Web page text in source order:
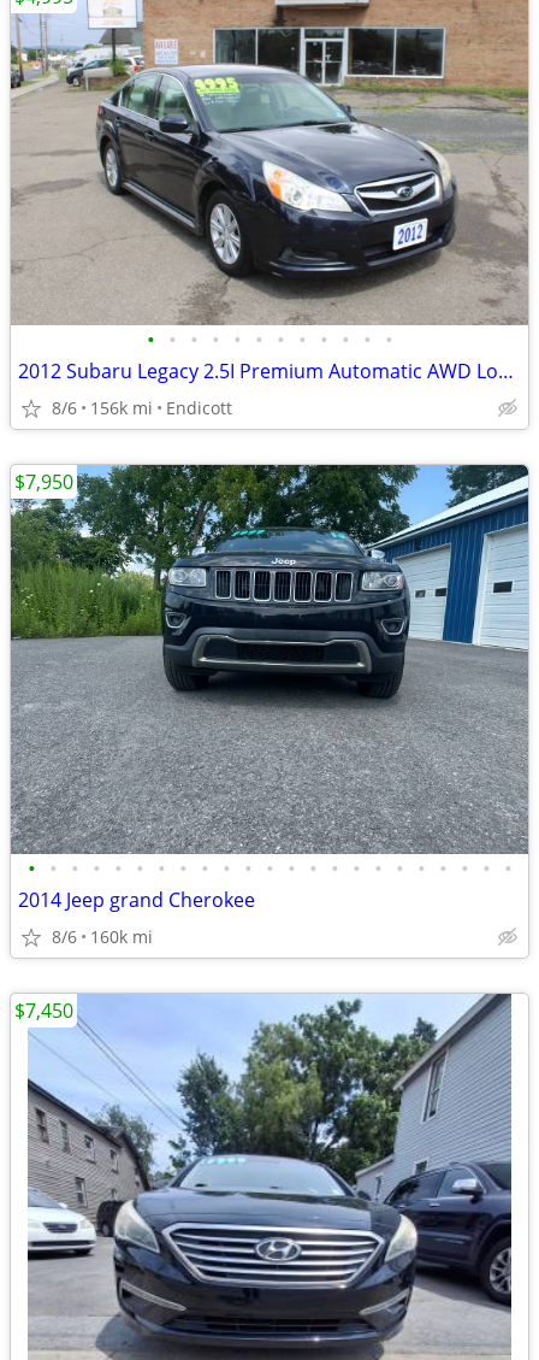
• • • • • • • • • • • •
2012 Subaru Legacy 2.5I Premium Automatic AWD Loaded Alloy's!
8/6 156k mi Endicott
• • • • • • • • • • • • • • • • • • • • • • •
2014 Jeep grand Cherokee
8/6 160k mi
$7,950
$7,450